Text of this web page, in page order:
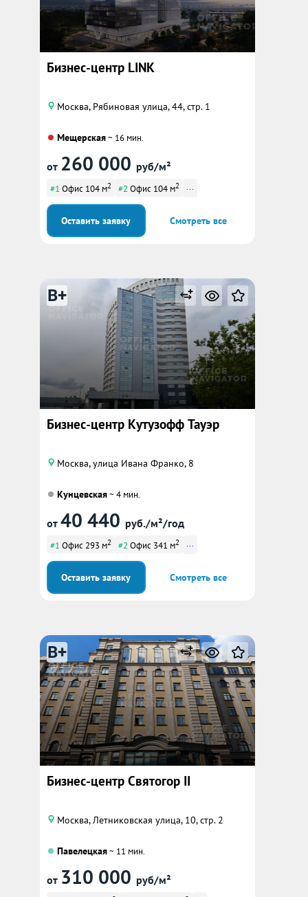
Бизнес-центр LINK
Москва, Рябиновая улица, 44, стр. 1
Мещерская~ 16 мин.
от 260 000 руб/м²
#1 Офис 104 м2 #2 Офис 104 м2 ...
Оставить заявку Смотреть все
B+
Бизнес-центр Кутузофф Тауэр
Москва, улица Ивана Франко, 8
Кунцевская~ 4 мин.
от 40 440 руб./м²/год
#1 Офис 293 м2 #2 Офис 341 м2 ...
Оставить заявку Смотреть все
B+
Бизнес-центр Святогор II
Москва, Летниковская улица, 10, стр. 2
Павелецкая~ 11 мин.
от 310 000 руб/м²